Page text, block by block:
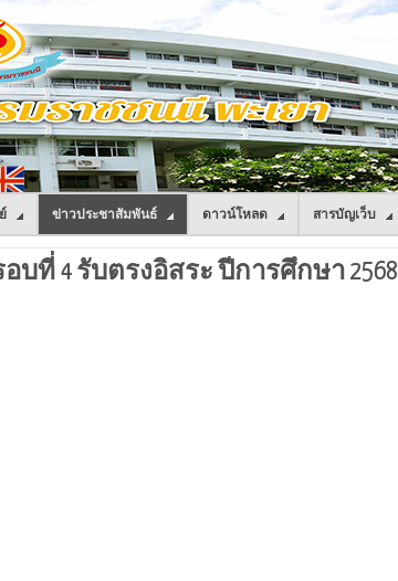
ข่าวประชาสัมพันธ์ ดาวน์โหลด สารบัญเว็บ
4 รับตรงอิสระ ปีการศึกษา 2568